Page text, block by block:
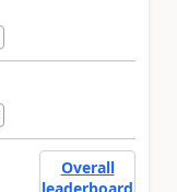
Overall